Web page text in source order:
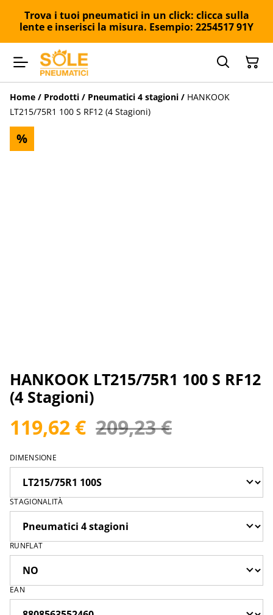
Trova i tuoi pneumatici in un click: clicca sulla
lente e inserisci la misura. Esempio: 2254517 91Y
Home / Prodotti / Pneumatici 4 stagioni / HANKOOK
LT215/75R1 100 S RF12 (4 Stagioni)
%
HANKOOK LT215/75R1 100 S RF12
(4 Stagioni)
119,62 € 209,23 €
DIMENSIONE
STAGIONALITÀ
RUNFLAT
EAN